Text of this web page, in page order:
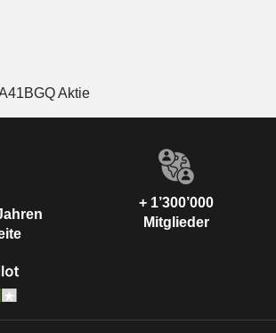
Aktie
+ 1’300’000
Mitglieder